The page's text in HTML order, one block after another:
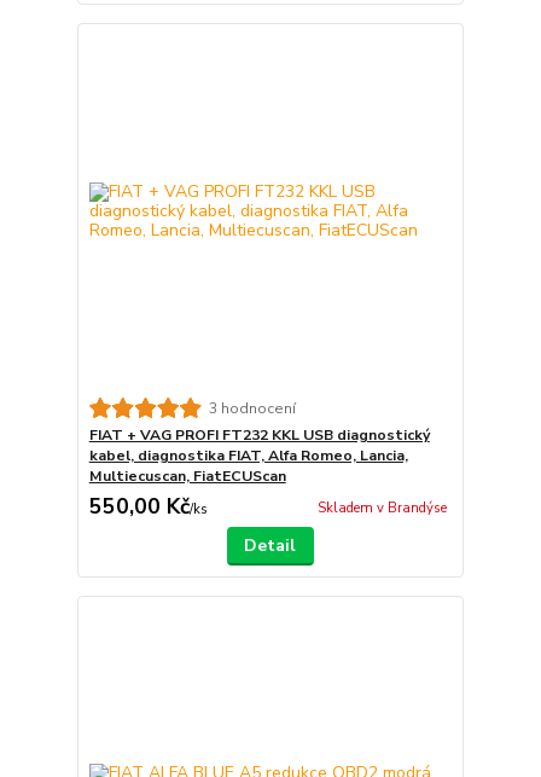
3 hodnocení
FIAT + VAG PROFI FT232 KKL USB diagnostický
kabel, diagnostika FIAT, Alfa Romeo, Lancia,
Multiecuscan, FiatECUScan
550,00 Kč/ks Skladem v Brandýse
Detail